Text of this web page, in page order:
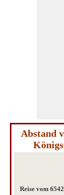
Abstand
Reise vom